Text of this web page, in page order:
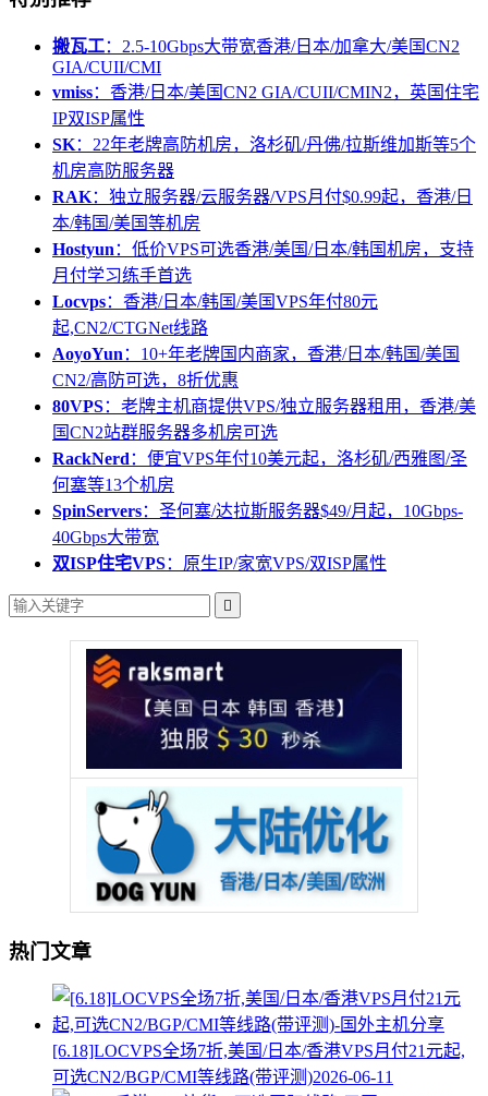
搬瓦工：2.5-10Gbps大带宽香港/日本/加拿大/美国CN2
GIA/CUII/CMI
vmiss：香港/日本/美国CN2 GIA/CUII/CMIN2，英国住宅
IP双ISP属性
SK：22年老牌高防机房，洛杉矶/丹佛/拉斯维加斯等5个
机房高防服务器
RAK：独立服务器/云服务器/VPS月付$0.99起，香港/日
本/韩国/美国等机房
Hostyun ：低价VPS可选香港/美国/日本/韩国机房，支持
月付学习练手首选
Locvps：香港/日本/韩国/美国VPS年付80元
起,CN2/CTGNet线路
AoyoYun ：10+年老牌国内商家，香港/日本/韩国/美国
CN2/高防可选，8折优惠
80VPS：老牌主机商提供VPS/独立服务器租用，香港/美
国CN2站群服务器多机房可选
RackNerd ：便宜VPS年付10美元起，洛杉矶/西雅图/圣
何塞等13个机房
SpinServers：圣何塞/达拉斯服务器$49/月起，10Gbps-
40Gbps大带宽
双ISP住宅VPS：原生IP/家宽VPS/双ISP属性

热门文章
[6.18]LOCVPS全场7折,美国/日本/香港VPS月付21元起,
可选CN2/BGP/CMI等线路(带评测)2026-06-11